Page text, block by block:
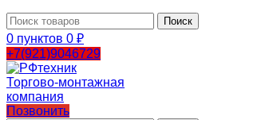
Поиск
0 пунктов 0 ₽
+7(921)9046729
Позвонить